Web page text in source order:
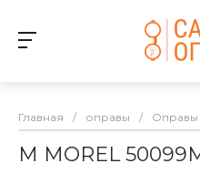
Главная / оправы / Оправы
M MOREL